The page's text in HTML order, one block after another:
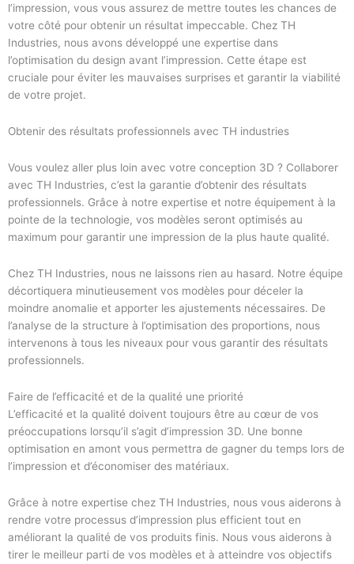
l’impression, vous vous assurez de mettre toutes les chances de
votre côté pour obtenir un résultat impeccable. Chez TH
Industries, nous avons développé une expertise dans
l’optimisation du design avant l’impression. Cette étape est
cruciale pour éviter les mauvaises surprises et garantir la viabilité
de votre projet.
Obtenir des résultats professionnels avec TH industries
Vous voulez aller plus loin avec votre conception 3D ? Collaborer
avec TH Industries, c’est la garantie d’obtenir des résultats
professionnels. Grâce à notre expertise et notre équipement à la
pointe de la technologie, vos modèles seront optimisés au
maximum pour garantir une impression de la plus haute qualité.
Chez TH Industries, nous ne laissons rien au hasard. Notre équipe
décortiquera minutieusement vos modèles pour déceler la
moindre anomalie et apporter les ajustements nécessaires. De
l’analyse de la structure à l’optimisation des proportions, nous
intervenons à tous les niveaux pour vous garantir des résultats
professionnels.
Faire de l’efficacité et de la qualité une priorité
L’efficacité et la qualité doivent toujours être au cœur de vos
préoccupations lorsqu’il s’agit d’impression 3D. Une bonne
optimisation en amont vous permettra de gagner du temps lors de
l’impression et d’économiser des matériaux.
Grâce à notre expertise chez TH Industries, nous vous aiderons à
rendre votre processus d’impression plus efficient tout en
améliorant la qualité de vos produits finis. Nous vous aiderons à
tirer le meilleur parti de vos modèles et à atteindre vos objectifs